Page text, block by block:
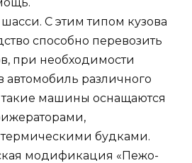
С этим типом кузова
способно перевозить
при необходимости
автомобиль различного
такие машины оснащаются
будками.
модификация «Пежо-